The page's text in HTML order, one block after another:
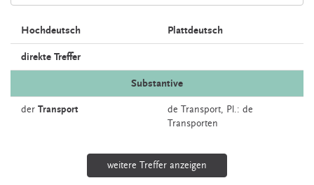
Hochdeutsch Plattdeutsch
direkte Treffer
Substantive
der Transport de Transport, Pl.: de
Transporten
weitere Treffer anzeigen